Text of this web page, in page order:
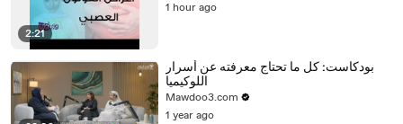
2:21
1 hour ago
بودكاست: كل ما تحتاج معرفته عن أسرار
اللوكيميا
Mawdoo3.com
1 year ago